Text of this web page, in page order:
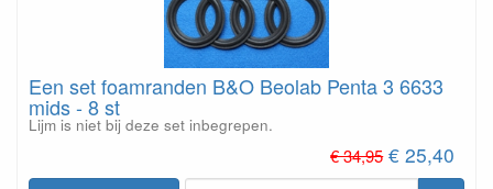
Een set foamranden B&O Beolab Penta 3 6633
mids - 8 st
Lijm is niet bij deze set inbegrepen.
€ 34,95 € 25,40